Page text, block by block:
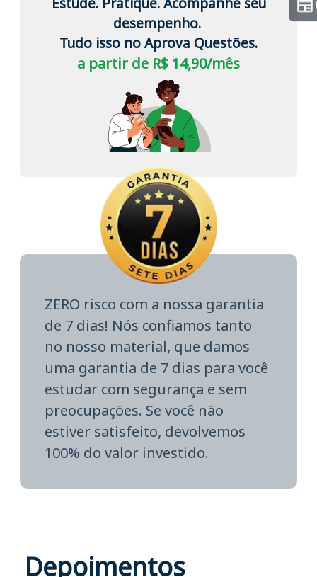
desempenho.
Tudo isso no Aprova Questões.
a partir de R$ 14,90/mês
ZERO risco com a nossa garantia
de 7 dias! Nós confiamos tanto
no nosso material, que damos
uma garantia de 7 dias para você
estudar com segurança e sem
preocupações. Se você não
estiver satisfeito, devolvemos
100% do valor investido.
Depoimentos